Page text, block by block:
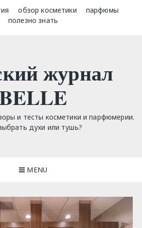
обзор косметики
парфюмы
полезно знать
журнал
и тесты косметики и парфюмерии.
духи или тушь?
MENU